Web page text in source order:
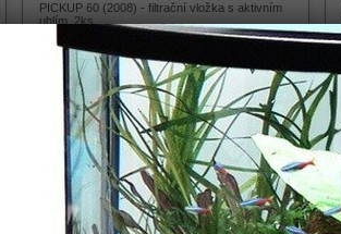
PICKUP 60 (2008) - filtrační vložka s aktivním
uhlím, 2ks
332,00 Kč